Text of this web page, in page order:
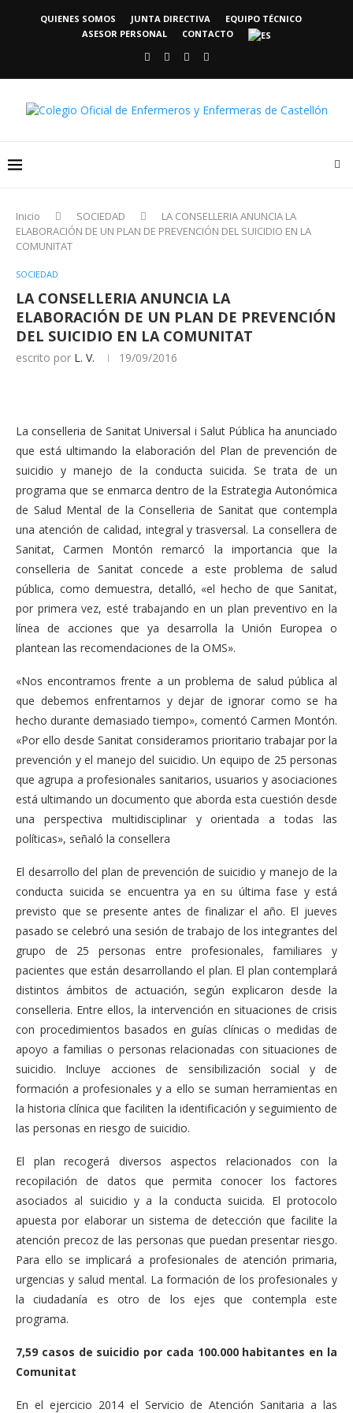
QUIENES SOMOS JUNTA DIRECTIVA
EQUIPO TÉCNICO
ASESOR PERSONAL
CONTACTO
Inicio SOCIEDAD
LA CONSELLERIA ANUNCIA LA
ELABORACIÓN DE UN PLAN DE PREVENCIÓN DEL SUICIDIO EN LA
COMUNITAT
SOCIEDAD
LA CONSELLERIA ANUNCIA LA
ELABORACIÓN DE UN PLAN DE PREVENCIÓN
DEL SUICIDIO EN LA COMUNITAT
escrito por L. V. 19/09/2016
La conselleria de Sanitat Universal i Salut Pública ha anunciado
que está ultimando la elaboración del Plan de prevención de
suicidio y manejo de la conducta suicida. Se trata de un
programa que se enmarca dentro de la Estrategia Autonómica
de Salud Mental de la Conselleria de Sanitat que contempla
una atención de calidad, integral y trasversal. La consellera de
Sanitat, Carmen Montón remarcó la importancia que la
conselleria de Sanitat concede a este problema de salud
pública, como demuestra, detalló, «el hecho de que Sanitat,
por primera vez, esté trabajando en un plan preventivo en la
línea de acciones que ya desarrolla la Unión Europea o
plantean las recomendaciones de la OMS».
«Nos encontramos frente a un problema de salud pública al
que debemos enfrentarnos y dejar de ignorar como se ha
hecho durante demasiado tiempo», comentó Carmen Montón.
«Por ello desde Sanitat consideramos prioritario trabajar por la
prevención y el manejo del suicidio. Un equipo de 25 personas
que agrupa a profesionales sanitarios, usuarios y asociaciones
está ultimando un documento que aborda esta cuestión desde
una perspectiva multidisciplinar y orientada a todas las
políticas», señaló la consellera
El desarrollo del plan de prevención de suicidio y manejo de la
conducta suicida se encuentra ya en su última fase y está
previsto que se presente antes de finalizar el año. El jueves
pasado se celebró una sesión de trabajo de los integrantes del
grupo de 25 personas entre profesionales, familiares y
pacientes que están desarrollando el plan. El plan contemplará
distintos ámbitos de actuación, según explicaron desde la
conselleria. Entre ellos, la intervención en situaciones de crisis
con procedimientos basados en guías clínicas o medidas de
apoyo a familias o personas relacionadas con situaciones de
suicidio. Incluye acciones de sensibilización social y de
formación a profesionales y a ello se suman herramientas en
la historia clínica que faciliten la identificación y seguimiento de
las personas en riesgo de suicidio.
El plan recogerá diversos aspectos relacionados con la
recopilación de datos que permita conocer los factores
asociados al suicidio y a la conducta suicida. El protocolo
apuesta por elaborar un sistema de detección que facilite la
atención precoz de las personas que puedan presentar riesgo.
Para ello se implicará a profesionales de atención primaria,
urgencias y salud mental. La formación de los profesionales y
la ciudadanía es otro de los ejes que contempla este
programa.
7,59 casos de suicidio por cada 100.000 habitantes en la
Comunitat
En el ejercicio 2014 el Servicio de Atención Sanitaria a las